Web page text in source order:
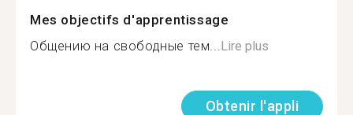
Mes objectifs d'apprentissage
Общению на свободные тем...Lire plus
Obtenir l'appli